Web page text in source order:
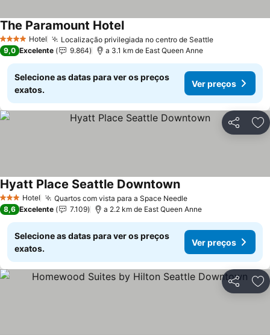
4 EstrelasHotel Localização privilegiada no centro de Seattle
The Paramount Hotel
9,0 Excelente 9.864 a 3.1 km de East Queen Anne
Selecione as datas para ver os preços
exatos.
Ver preços
Partilhar
3 EstrelasHotel Quartos com vista para a Space Needle
Hyatt Place Seattle Downtown
8,6 Excelente 7.109 a 2.2 km de East Queen Anne
Selecione as datas para ver os preços
exatos.
Ver preços
Partilhar